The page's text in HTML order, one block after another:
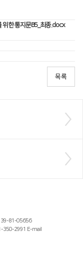
위한 통지문B5_최종.docx
81-05656
350-2991 E-mail